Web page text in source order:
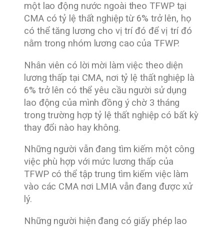
một lao động nước ngoài theo TFWP tại
CMA có tỷ lệ thất nghiệp từ 6% trở lên, họ
có thể tăng lương cho vị trí đó để vị trí đó
nằm trong nhóm lương cao của TFWP.
Nhân viên có lời mời làm việc theo diện
lương thấp tại CMA, nơi tỷ lệ thất nghiệp là
6% trở lên có thể yêu cầu người sử dụng
lao động của mình đồng ý chờ 3 tháng
trong trường hợp tỷ lệ thất nghiệp có bất kỳ
thay đổi nào hay không.
Những người vẫn đang tìm kiếm một công
việc phù hợp với mức lương thấp của
TFWP có thể tập trung tìm kiếm việc làm
vào các CMA nơi LMIA vẫn đang được xử
lý.
Những người hiện đang có giấy phép lao